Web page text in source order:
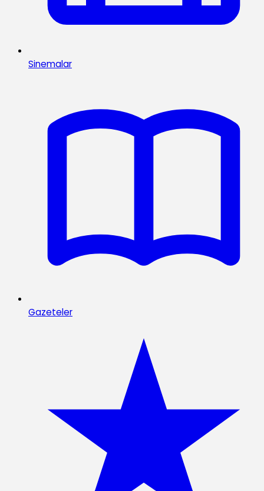
Sinemalar
Gazeteler